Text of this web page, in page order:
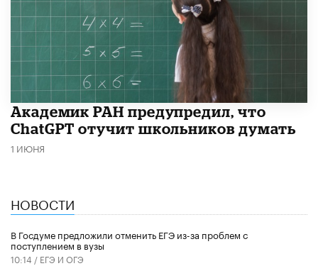
Академик РАН предупредил, что
ChatGPT отучит школьников думать
1 ИЮНЯ
НОВОСТИ
В Госдуме предложили отменить ЕГЭ из-за проблем с
поступлением в вузы
10:14 / ЕГЭ И ОГЭ